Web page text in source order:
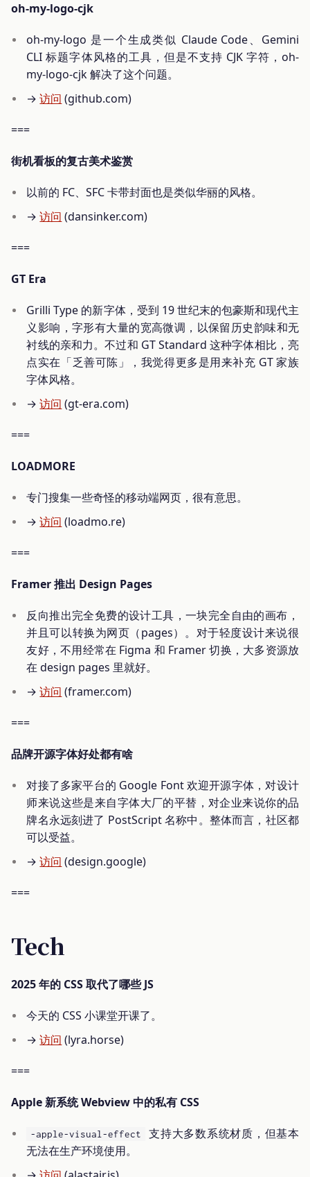
oh-my-logo-cjk
oh-my-logo 是一个生成类似 Claude Code、Gemini
CLI 标题字体风格的工具，但是不支持 CJK 字符，oh-
my-logo-cjk 解决了这个问题。
→访问 (github.com)
===
街机看板的复古美术鉴赏
以前的 FC、SFC 卡带封面也是类似华丽的风格。
→访问 (dansinker.com)
===
GT Era
Grilli Type 的新字体，受到 19 世纪末的包豪斯和现代主
义影响，字形有大量的宽高微调，以保留历史韵味和无
衬线的亲和力。不过和 GT Standard 这种字体相比，亮
点实在「乏善可陈」，我觉得更多是用来补充 GT 家族
字体风格。
→访问 (gt-era.com)
===
LOADMORE
专门搜集一些奇怪的移动端网页，很有意思。
→访问 (loadmo.re)
===
Framer 推出 Design Pages
反向推出完全免费的设计工具，一块完全自由的画布，
并且可以转换为网页（pages）。对于轻度设计来说很
友好，不用经常在 Figma 和 Framer 切换，大多资源放
在 design pages 里就好。
→访问 (framer.com)
===
品牌开源字体好处都有啥
对接了多家平台的 Google Font 欢迎开源字体，对设计
师来说这些是来自字体大厂的平替，对企业来说你的品
牌名永远刻进了 PostScript 名称中。整体而言，社区都
可以受益。
→访问 (design.google)
===
Tech
2025 年的 CSS 取代了哪些 JS
今天的 CSS 小课堂开课了。
→访问 (lyra.horse)
===
Apple 新系统 Webview 中的私有 CSS
-apple-visual-effect
支持大多数系统材质，但基本
无法在生产环境使用。